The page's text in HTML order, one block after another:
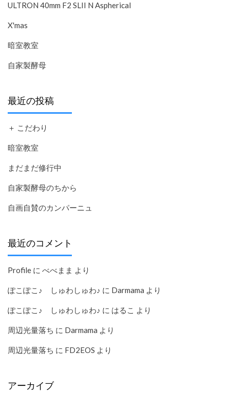
ULTRON 40mm F2 SLII N Aspherical
X'mas
暗室教室
自家製酵母
最近の投稿
＋ こだわり
暗室教室
まだまだ修行中
自家製酵母のちから
自画自賛のカンパーニュ
最近のコメント
Profile に べべまま より
ぽこぽこ♪ しゅわしゅわ♪ に Darmama より
ぽこぽこ♪ しゅわしゅわ♪ に はるこ より
周辺光量落ち に Darmama より
周辺光量落ち に FD2EOS より
アーカイブ